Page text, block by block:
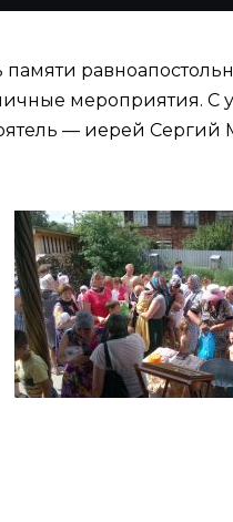
мероприятия. С
— иерей Сергий